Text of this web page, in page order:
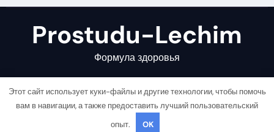
Prostudu-Lechim
Формула здоровья
Copyright © All rights reserved |
Этот сайт использует куки-файлы и другие технологии, чтобы помочь
вам в навигации, а также предоставить лучший пользовательский
опыт.
OK